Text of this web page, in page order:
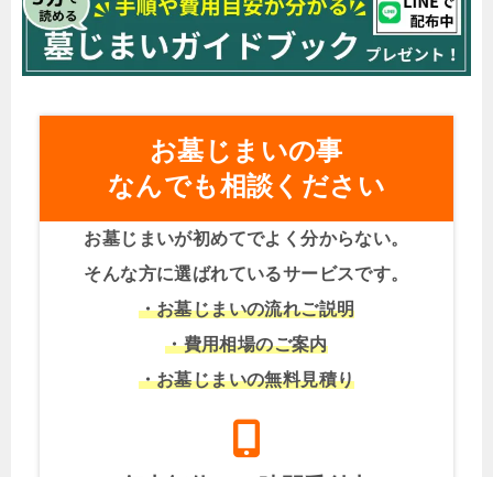
お墓じまいの事
なんでも相談ください
お墓じまいが初めてでよく分からない。
そんな方に選ばれているサービスです。
・お墓じまいの流れご説明
・費用相場のご案内
・お墓じまいの無料見積り